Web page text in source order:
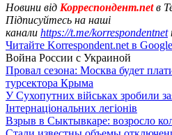
Новини від Корреспондент.netв
Підписуйтесь на наші
канали https://t.me/korrespondentnet
Читайте Korrespondent.net в
Война России с Украиной
Провал сезона: Москва будет
турсектора Крыма
У Сухопутних військах зробили
Інтернаціональних легіонів
Взрыв в Сыктывкаре: возросло